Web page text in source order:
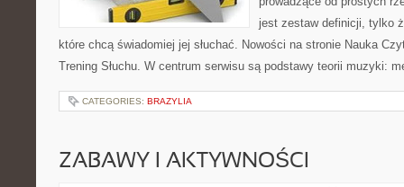
jest zestaw definicji, tylko
które chcą świadomiej jej słuchać. Nowości na stronie Nauka
Trening Słuchu. W centrum serwisu są podstawy teorii muzyki:
CATEGORIES: BRAZYLIA
ZABAWY I AKTYWNOŚCI